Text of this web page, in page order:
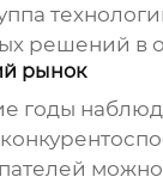
решений в
рынок
годы